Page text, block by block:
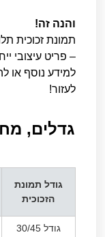
והנה זה!
תמונת זכוכית
– פריט עיצובי
למידע נוסף או
לעזור!
גדלים,
גודל תמונת
הזכוכית
גודל 30/45